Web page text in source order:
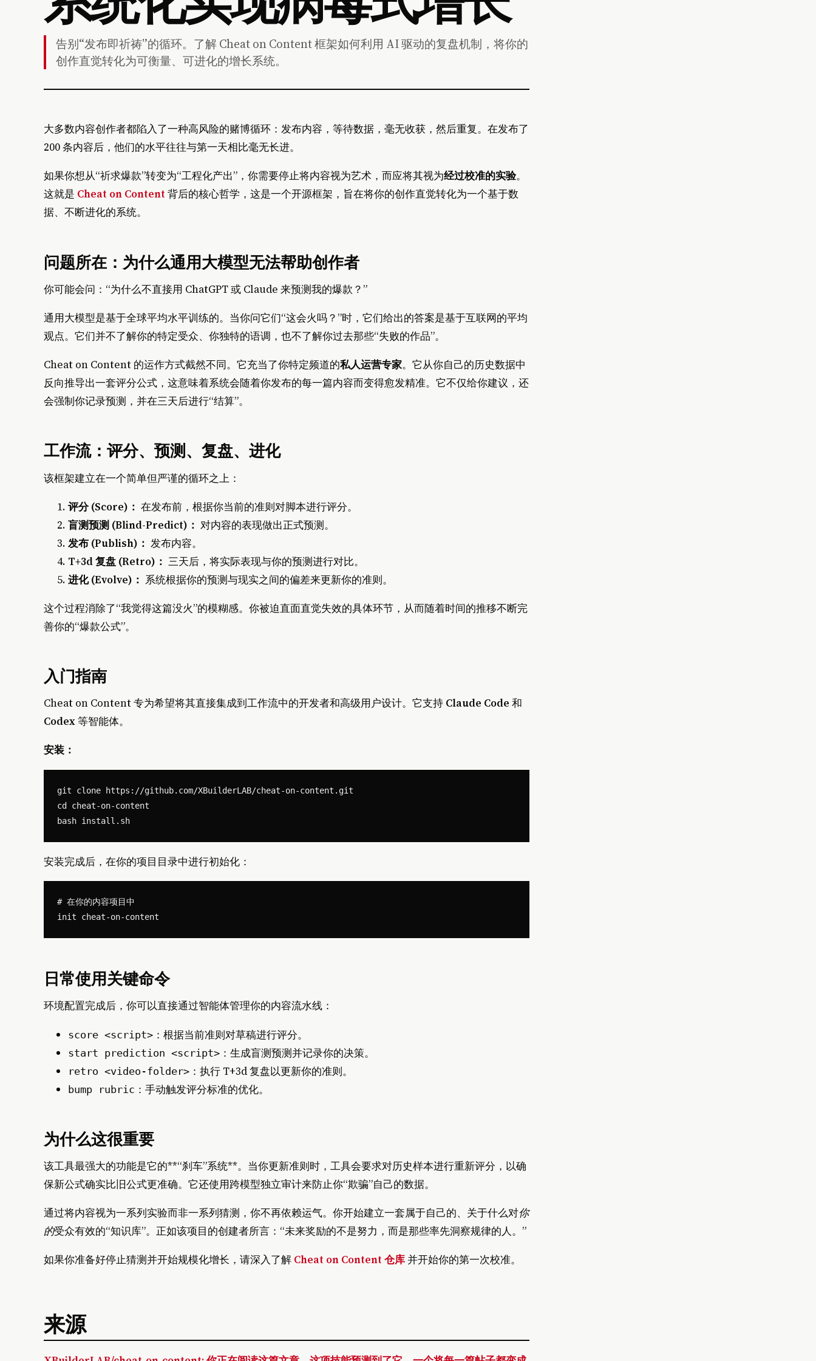
告别“发布即祈祷”的循环。了解 Cheat on Content 框架如何利用 AI 驱动的复盘机制，将你的
创作直觉转化为可衡量、可进化的增长系统。
大多数内容创作者都陷入了一种高风险的赌博循环：发布内容，等待数据，毫无收获，然后重复。在发布了
200 条内容后，他们的水平往往与第一天相比毫无长进。
如果你想从“祈求爆款”转变为“工程化产出”，你需要停止将内容视为艺术，而应将其视为经过校准的实验。
这就是 Cheat on Content 背后的核心哲学，这是一个开源框架，旨在将你的创作直觉转化为一个基于数
据、不断进化的系统。
问题所在：为什么通用大模型无法帮助创作者
你可能会问：“为什么不直接用 ChatGPT 或 Claude 来预测我的爆款？”
通用大模型是基于全球平均水平训练的。当你问它们“这会火吗？”时，它们给出的答案是基于互联网的平均
观点。它们并不了解你的特定受众、你独特的语调，也不了解你过去那些“失败的作品”。
Cheat on Content 的运作方式截然不同。它充当了你特定频道的私人运营专家。它从你自己的历史数据中
反向推导出一套评分公式，这意味着系统会随着你发布的每一篇内容而变得愈发精准。它不仅给你建议，还
会强制你记录预测，并在三天后进行“结算”。
工作流：评分、预测、复盘、进化
该框架建立在一个简单但严谨的循环之上：
评分 (Score)： 在发布前，根据你当前的准则对脚本进行评分。
盲测预测 (Blind-Predict)： 对内容的表现做出正式预测。
发布 (Publish)： 发布内容。
T+3d 复盘 (Retro)： 三天后，将实际表现与你的预测进行对比。
进化 (Evolve)： 系统根据你的预测与现实之间的偏差来更新你的准则。
这个过程消除了“我觉得这篇没火”的模糊感。你被迫直面直觉失效的具体环节，从而随着时间的推移不断完
善你的“爆款公式”。
入门指南
Cheat on Content 专为希望将其直接集成到工作流中的开发者和高级用户设计。它支持 Claude Code 和
Codex等智能体。
安装：
git clone https://github.com/XBuilderLAB/cheat-on-content.git
cd cheat-on-content
安装完成后，在你的项目目录中进行初始化：
# 在你的内容项目中
日常使用关键命令
环境配置完成后，你可以直接通过智能体管理你的内容流水线：
score <script> ：根据当前准则对草稿进行评分。
start prediction <script> ：生成盲测预测并记录你的决策。
retro <video-folder> ：执行 T+3d 复盘以更新你的准则。
bump rubric ：手动触发评分标准的优化。
为什么这很重要
该工具最强大的功能是它的**“刹车”系统**。当你更新准则时，工具会要求对历史样本进行重新评分，以确
保新公式确实比旧公式更准确。它还使用跨模型独立审计来防止你“欺骗”自己的数据。
通过将内容视为一系列实验而非一系列猜测，你不再依赖运气。你开始建立一套属于自己的、关于什么对你
的受众有效的“知识库”。正如该项目的创建者所言：“未来奖励的不是努力，而是那些率先洞察规律的人。”
如果你准备好停止猜测并开始规模化增长，请深入了解 Cheat on Content 仓库 并开始你的第一次校准。
来源